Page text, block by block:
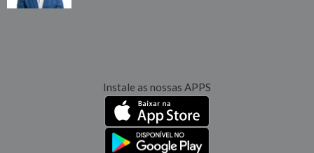
Instale as nossas APPS